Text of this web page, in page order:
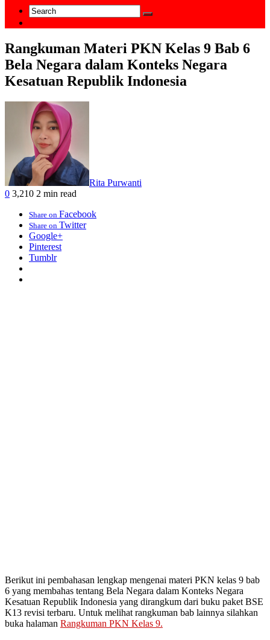
Rangkuman Materi PKN Kelas 9 Bab 6
Bela Negara dalam Konteks Negara
Kesatuan Republik Indonesia
Rita Purwanti
0 3,210 2 min read
Share on Facebook
Share on Twitter
Google+
Pinterest
Tumblr
Berikut ini pembahasan lengkap mengenai materi PKN kelas 9 bab
6 yang membahas tentang Bela Negara dalam Konteks Negara
Kesatuan Republik Indonesia yang dirangkum dari buku paket BSE
K13 revisi terbaru. Untuk melihat rangkuman bab lainnya silahkan
buka halaman Rangkuman PKN Kelas 9.